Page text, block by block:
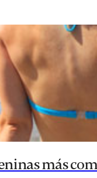
más